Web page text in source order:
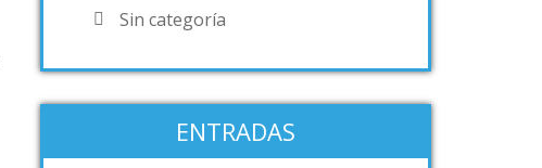
Sin categoría
ENTRADAS